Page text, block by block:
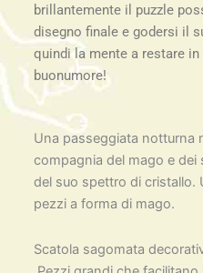
brillantemente il puzzle
disegno finale e godersi il
quindi la mente a restare
buonumore!
Una passeggiata notturna
compagnia del mago e dei
del suo spettro di cristallo.
pezzi a forma di mago.
Scatola sagomata